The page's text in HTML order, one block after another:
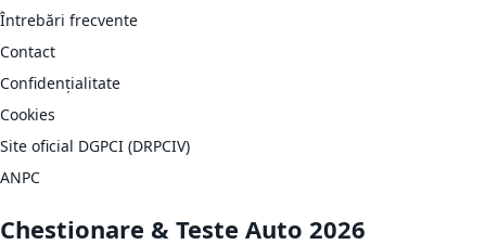
Întrebări frecvente
Contact
Confidențialitate
Cookies
Site oficial DGPCI (DRPCIV)
ANPC
Chestionare & Teste Auto 2026